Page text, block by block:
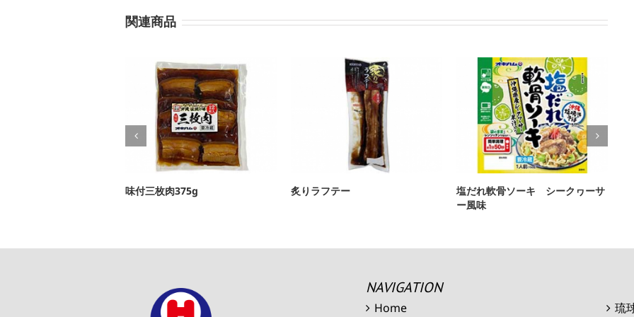
関連商品
味付三枚肉375g 炙りラフテー
塩だれ軟骨ソーキ シークヮーサ
ー風味
NAVIGATION
Home 琉